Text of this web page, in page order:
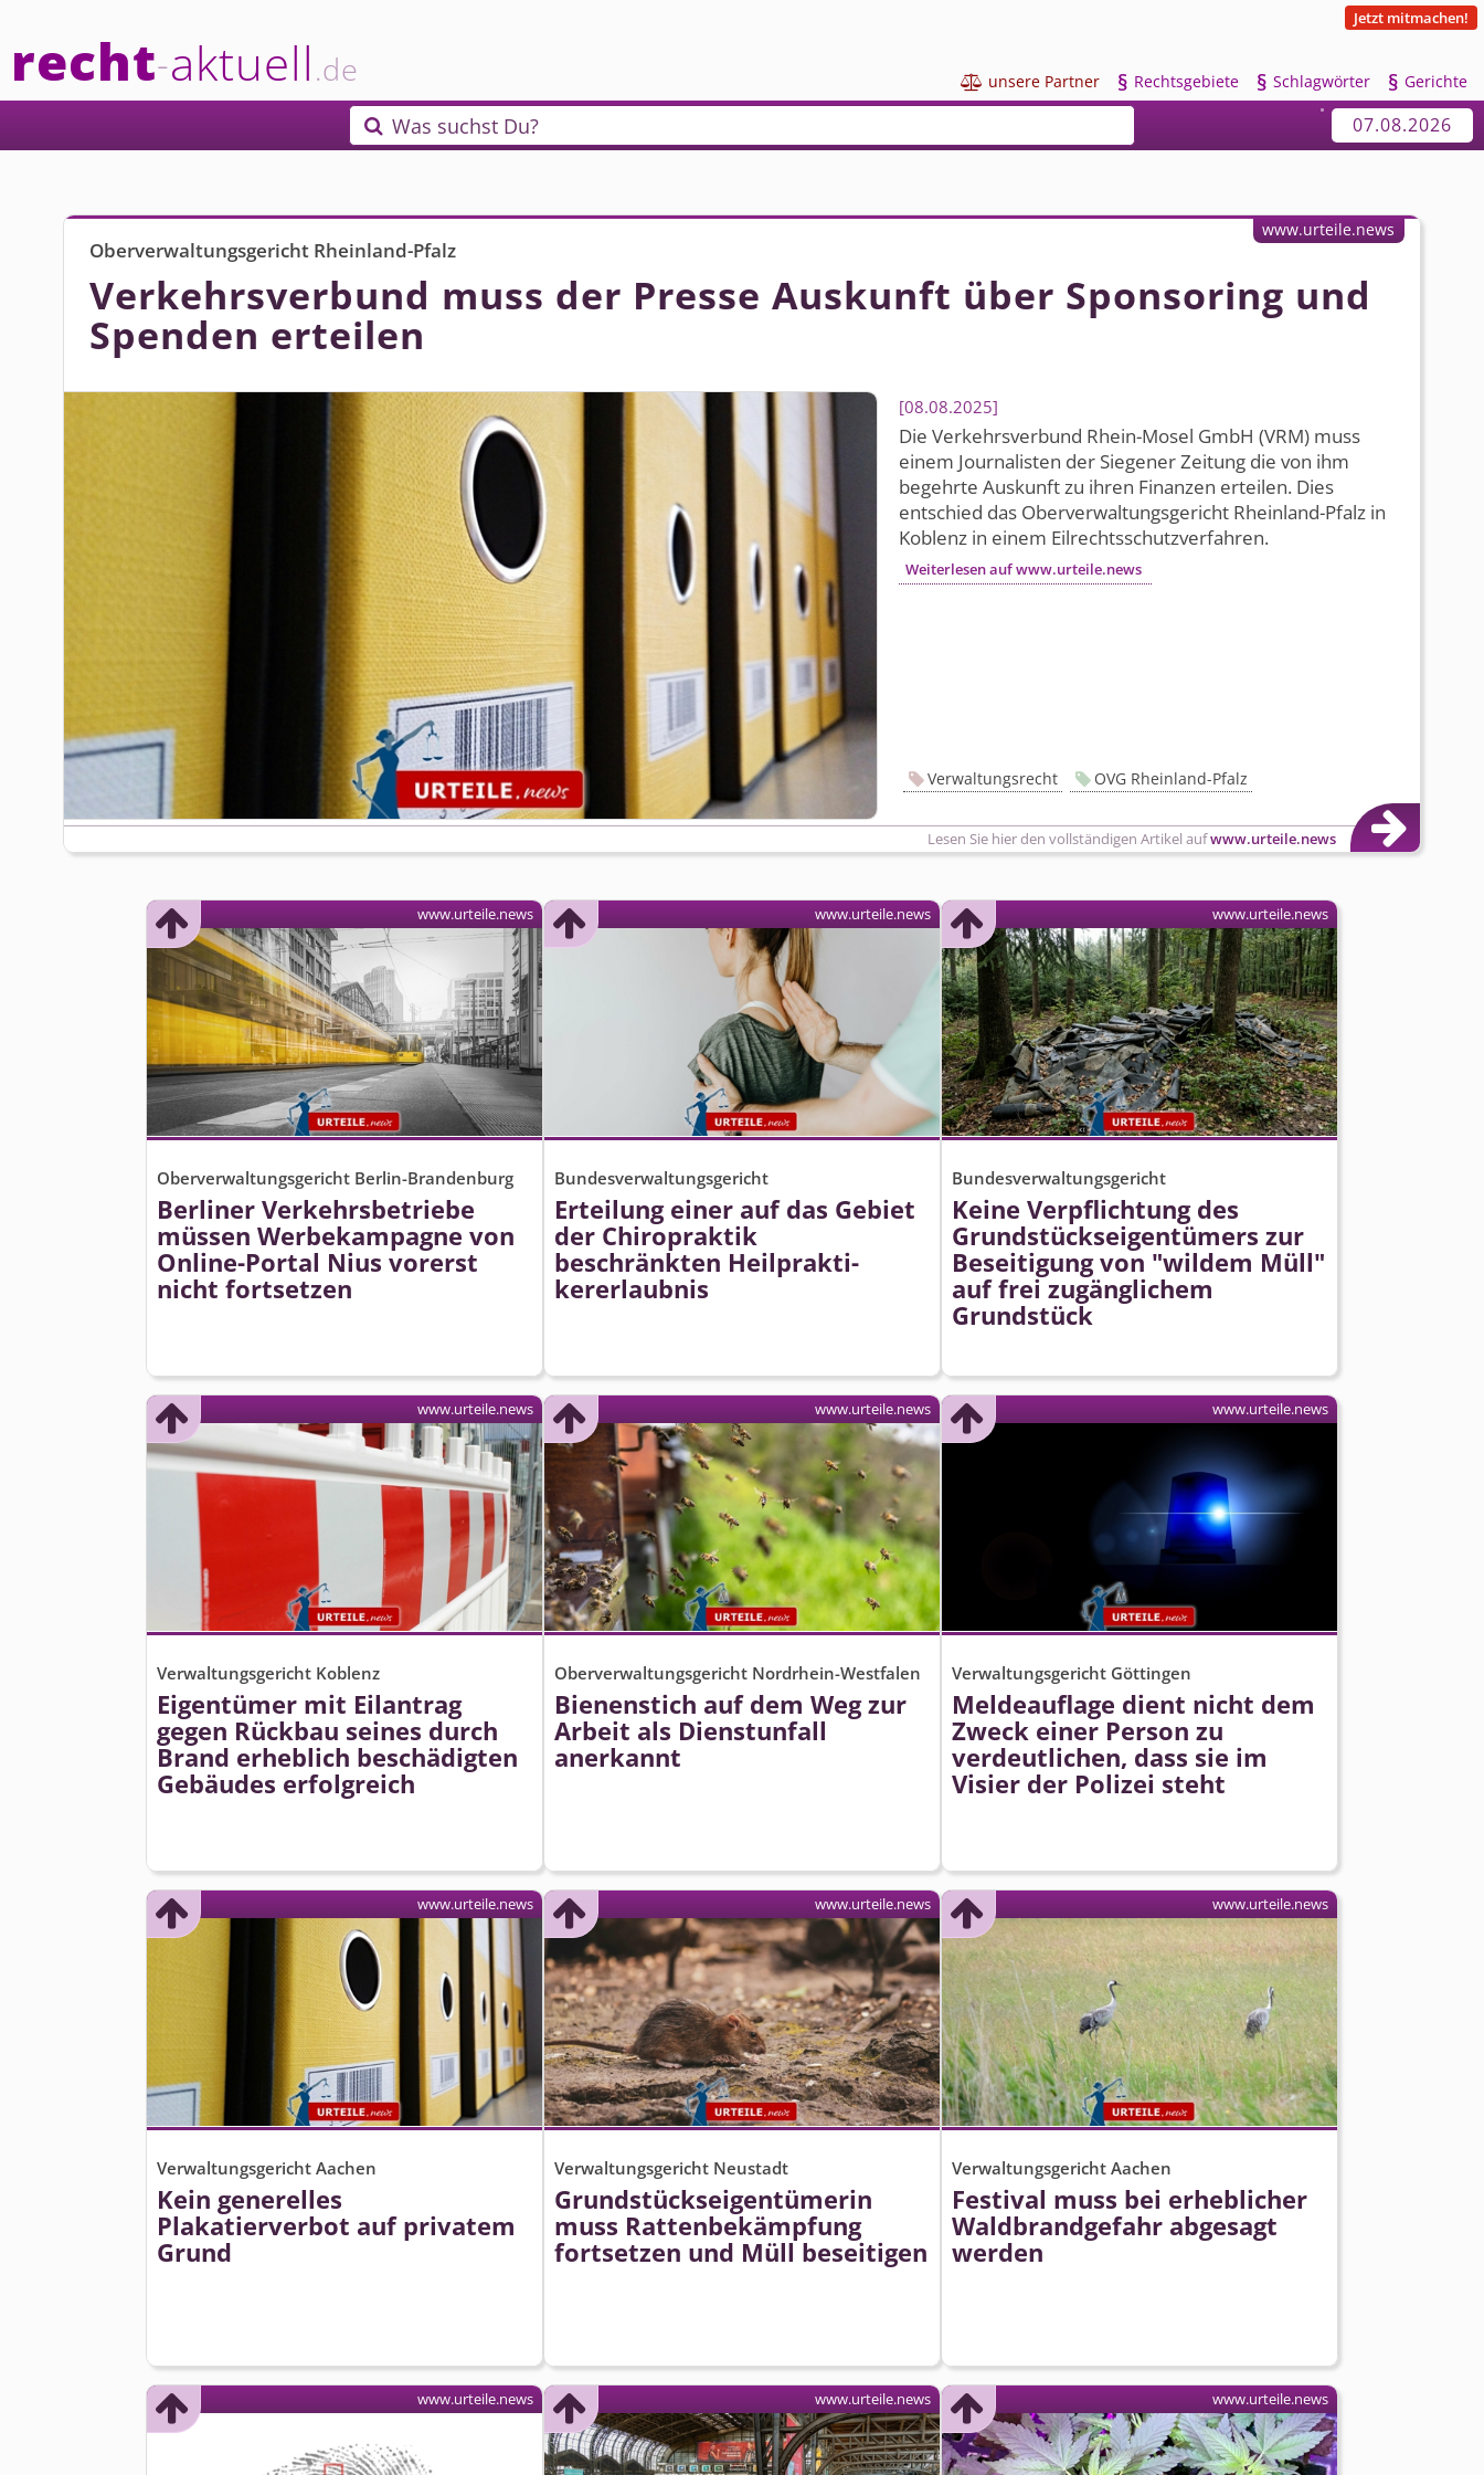
recht-aktuell.de
Jetzt mitmachen!
 unsere Partner § Rechtsgebiete § Schlagwörter § Gerichte
 Was suchst Du? 07.08.2026
Oberverwaltungsgericht Rheinland-Pfalz
Verkehrsverbund muss der Presse Auskunft über Sponsoring und
Spenden erteilen
08.08.2025
Die Verkehrsverbund Rhein-Mosel GmbH (VRM) muss
einem Journalisten der Siegener Zeitung die von ihm
begehrte Auskunft zu ihren Finanzen erteilen. Dies
entschied das Oberverwal­tungsgericht Rheinland-Pfalz in
Koblenz in einem Eilrechts­schutzverfahren.
Weiterlesen auf www.urteile.news
Lesen Sie hier den vollständigen Artikel aufwww.urteile.news
www.urteile.news
Verwaltungsrecht OVG Rheinland-Pfalz
Oberverwaltungsgericht Berlin-Brandenburg
Berliner Verkehrsbetriebe
müssen Werbekampagne von
Online-Portal Nius vorerst
nicht fortsetzen
www.urteile.news
Bundesverwaltungsgericht
Erteilung einer auf das Gebiet
der Chiropraktik
beschränkten Heilprakti­
kererlaubnis
www.urteile.news
Bundesverwaltungsgericht
Keine Verpflichtung des
Grundstücks­eigentümers zur
Beseitigung von "wildem Müll"
auf frei zugänglichem
Grundstück
www.urteile.news
Verwaltungsgericht Koblenz
Eigentümer mit Eilantrag
gegen Rückbau seines durch
Brand erheblich beschädigten
Gebäudes erfolgreich
www.urteile.news
Oberverwaltungsgericht Nordrhein-Westfalen
Bienenstich auf dem Weg zur
Arbeit als Dienstunfall
anerkannt
www.urteile.news
Verwaltungsgericht Göttingen
Meldeauflage dient nicht dem
Zweck einer Person zu
verdeutlichen, dass sie im
Visier der Polizei steht
www.urteile.news
Verwaltungsgericht Aachen
Kein generelles
Plakatierverbot auf privatem
Grund
www.urteile.news
Verwaltungsgericht Neustadt
Grundstücks­eigentümerin
muss Rattenbekämpfung
fortsetzen und Müll beseitigen
www.urteile.news
Verwaltungsgericht Aachen
Festival muss bei erheblicher
Waldbrandgefahr abgesagt
werden
www.urteile.news
www.urteile.news www.urteile.news www.urteile.news